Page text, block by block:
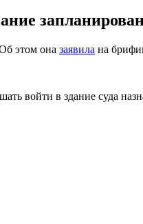
этом она заявила на
войти в здание суда